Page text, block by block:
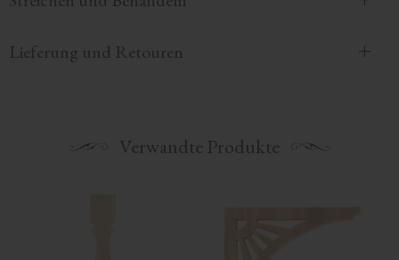
Lieferung und Retouren
Verwandte Produkte